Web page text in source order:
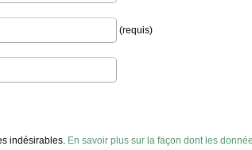
(requis)
indésirables. En savoir plus sur la façon dont les